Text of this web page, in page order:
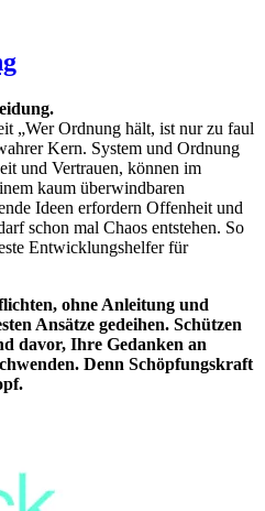
„Wer Ordnung hält, ist nur zu faul
Kern. System und Ordnung
und Vertrauen, können im
kaum überwindbaren
Ideen erfordern Offenheit und
schon mal Chaos entstehen. So
Entwicklungshelfer für
ohne Anleitung und
Ansätze gedeihen. Schützen
davor, Ihre Gedanken an
Denn Schöpfungskraft